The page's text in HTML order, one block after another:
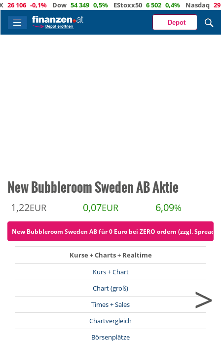
-0,1% Dow 54 349 0,5% EStoxx50 6 502 0,4% Nasdaq 29 488
Depot
New Bubbleroom Sweden AB Aktie
1,22EUR 0,07EUR 6,09%
New Bubbleroom Sweden AB für 0 Euro bei ZERO ordern (zzgl. Spreads)
Kurse + Charts + Realtime
Kurs + Chart
Chart (groß)
Times + Sales
Chartvergleich
Börsenplätze
>